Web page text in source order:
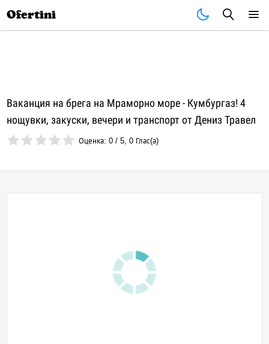
Ofertini
Ваканция на брега на Мраморно море - Кумбургаз! 4
нощувки, закуски, вечери и транспорт от Дениз Травел
Оценка:0 /5,0 Глас(а)